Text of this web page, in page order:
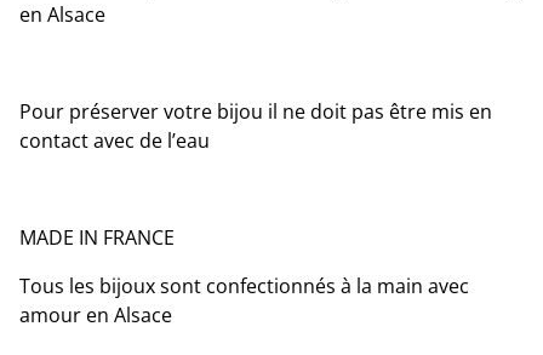
en Alsace
Pour préserver votre bijou il ne doit pas être mis en
contact avec de l’eau
MADE IN FRANCE
Tous les bijoux sont confectionnés à la main avec
amour en Alsace